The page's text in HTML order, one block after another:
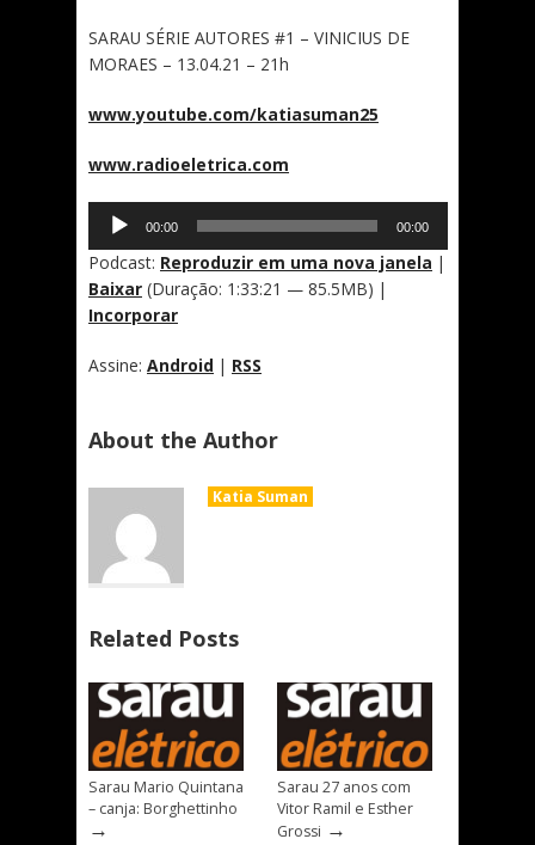
SARAU SÉRIE AUTORES #1 – VINICIUS DE
MORAES – 13.04.21 – 21h
www.youtube.com/katiasuman25
www.radioeletrica.com
Tocador
áudio
00:00 00:00
Podcast: Reproduzir em uma nova janela |
Baixar (Duração: 1:33:21 — 85.5MB) |
Incorporar
Assine: Android | RSS
About the Author
Katia Suman
Related Posts
Sarau Mario Quintana
– canja: Borghettinho
→
Sarau 27 anos com
Vitor Ramil e Esther
Grossi →